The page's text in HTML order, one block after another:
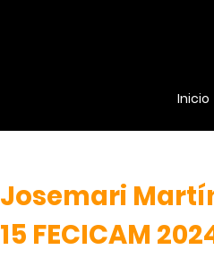
Inicio
Josemari
15 FECICAM